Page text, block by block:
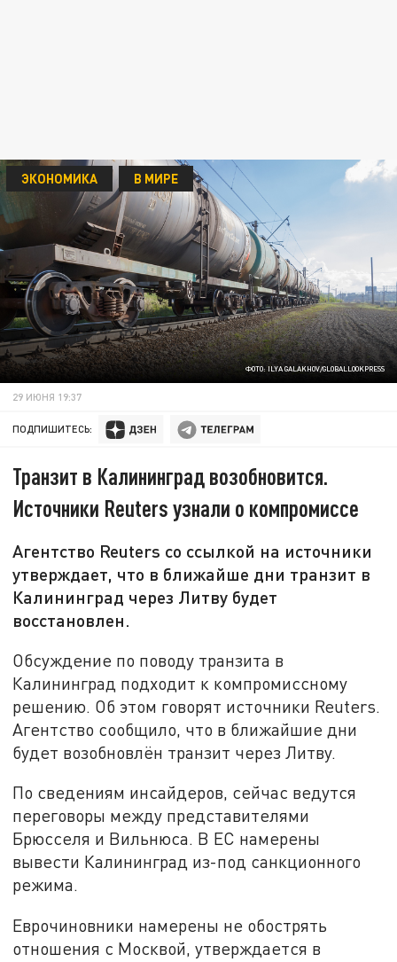
ФОТО: ILYA GALAKHOV/GLOBALLOOKPRESS
ЭКОНОМИКА В МИРЕ
29 ИЮНЯ 19:37
ПОДПИШИТЕСЬ:
Транзит в Калининград возобновится.
Источники Reuters узнали о компромиссе
Агентство Reuters со ссылкой на источники
утверждает, что в ближайше дни транзит в
Калининград через Литву будет
восстановлен.
Обсуждение по поводу транзита в
Калининград подходит к компромиссному
решению. Об этом говорят источники Reuters.
Агентство сообщило, что в ближайшие дни
будет возобновлён транзит через Литву.
По сведениям инсайдеров, сейчас ведутся
переговоры между представителями
Брюсселя и Вильнюса. В ЕС намерены
вывести Калининград из-под санкционного
режима.
Еврочиновники намерены не обострять
отношения с Москвой, утверждается в